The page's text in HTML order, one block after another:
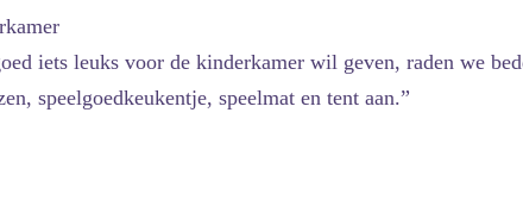
iets leuks voor de kinderkamer wil geven, raden we
speelgoedkeukentje, speelmat en tent aan.”